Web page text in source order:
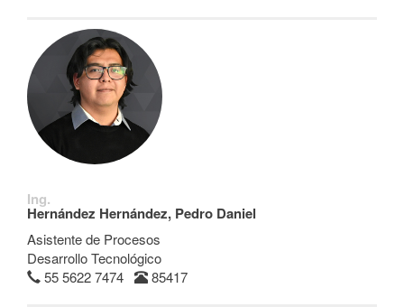
Ing.
Hernández Hernández, Pedro Daniel
Asistente de Procesos
Desarrollo Tecnológico
55 5622 7474
85417